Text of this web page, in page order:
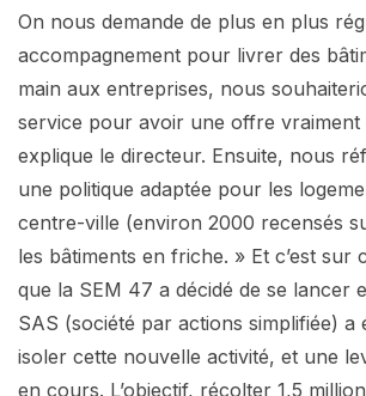
On nous demande de plus en plus
accompagnement pour livrer des
main aux entreprises, nous
service pour avoir une offre vraiment
explique le directeur. Ensuite, nous
une politique adaptée pour les
centre-ville (environ 2000 recensés
les bâtiments en friche. » Et c’est sur
que la SEM 47 a décidé de se lancer
SAS (société par actions simplifiée) a
isoler cette nouvelle activité, et une
en cours. L’objectif, récolter 1,5